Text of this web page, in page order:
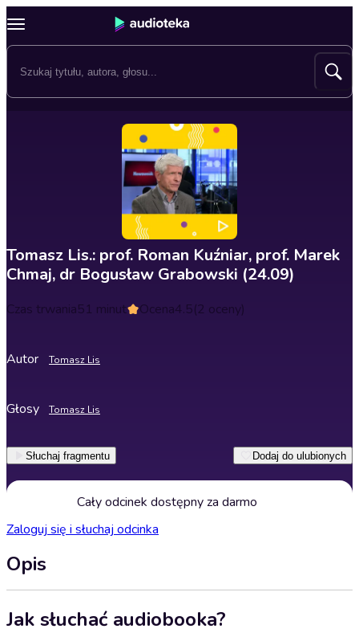
Tomasz Lis.: prof. Roman Kuźniar, prof. Marek
Chmaj, dr Bogusław Grabowski (24.09)
Czas trwania51 minut Ocena4.5(2 oceny)
Autor Tomasz Lis
Głosy Tomasz Lis
Słuchaj fragmentu Dodaj do ulubionych
Cały odcinek dostępny za darmo
Zaloguj się i słuchaj odcinka
Opis
Jak słuchać audiobooka?